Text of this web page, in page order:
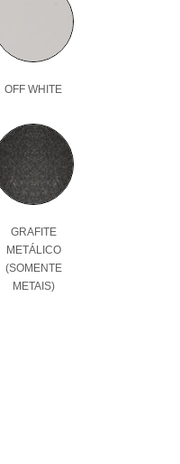
OFF WHITE
GRAFITE
METÁLICO
(SOMENTE
METAIS)